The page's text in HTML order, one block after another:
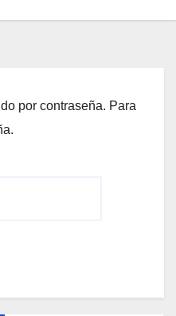
por contraseña. Para